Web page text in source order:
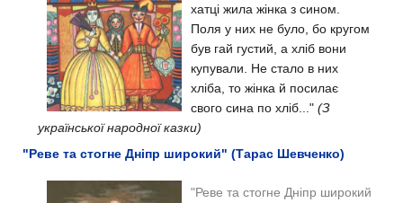
хатці жила жінка з сином.
Поля у них не було, бо кругом
був гай густий, а хліб вони
купували. Не стало в них
хліба, то жінка й посилає
свого сина по хліб..." (З
української народної казки)
"Реве та стогне Дніпр широкий" (Тарас Шевченко)
"Реве та стогне Дніпр широкий